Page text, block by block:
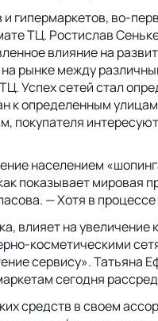
гипермаркетов, во-
ТЦ. Ростислав
влияние на
рынке между
Успех сетей стал
к определенным
населением
показывает мировая
— Хотя в
влияет на
косметическими
сервису». Татьяна
сегодня
средств в своем